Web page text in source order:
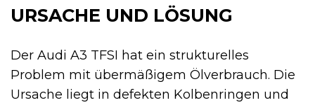
RSACHE UND LÖSUNG
Der Audi A3 TFSI hat ein strukturelles
Problem mit übermäßigem Ölverbrauch. Die
Ursache liegt in defekten Kolbenringen und